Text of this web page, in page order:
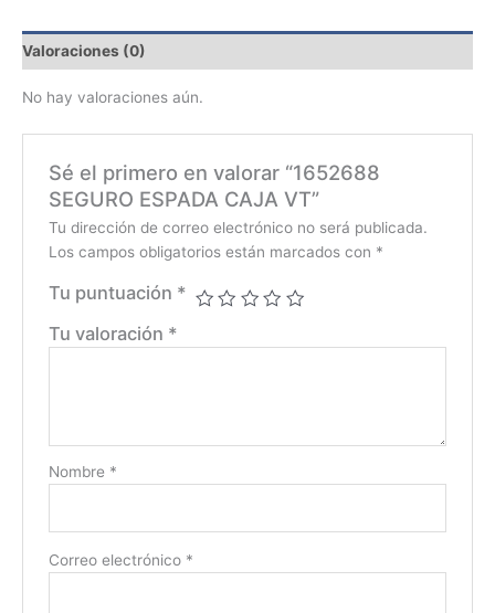
Valoraciones (0)
No hay valoraciones aún.
Sé el primero en valorar “1652688
SEGURO ESPADA CAJA VT”
Tu dirección de correo electrónico no será publicada.
Los campos obligatorios están marcados con *
Tu puntuación *
Tu valoración *
Nombre *
Correo electrónico *